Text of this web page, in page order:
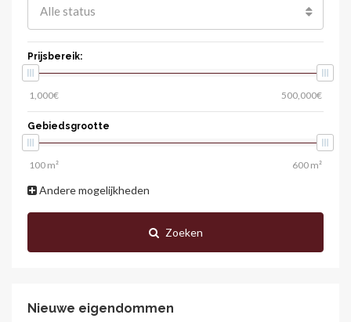
Alle status
Prijsbereik:
Gebiedsgrootte
Andere mogelijkheden
Zoeken
Nieuwe eigendommen